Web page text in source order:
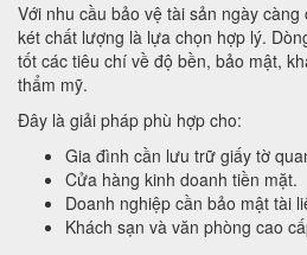
Với nhu cầu bảo vệ tài sản ngày
két chất lượng là lựa chọn hợp lý.
tốt các tiêu chí về độ bền, bảo mật,
thẩm mỹ.
Đây là giải pháp phù hợp cho:
Gia đình cần lưu trữ giấy tờ
Cửa hàng kinh doanh tiền mặt.
Doanh nghiệp cần bảo mật tài
Khách sạn và văn phòng cao